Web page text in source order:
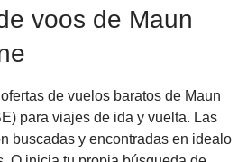
voos de Maun
de vuelos baratos de Maun
para viajes de ida y vuelta. Las
buscadas y encontradas en idealo